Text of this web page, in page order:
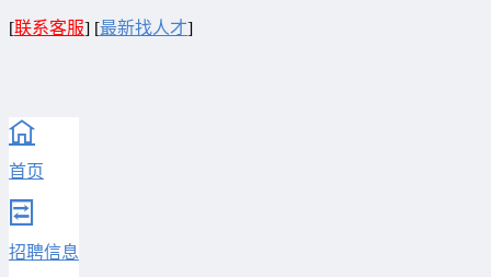
[联系客服] [最新找人才]
首页
招聘信息